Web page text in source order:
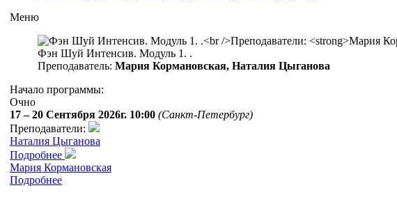
Меню
Фэн Шуй Интенсив. Модуль 1. .
Преподаватель: Мария Кормановская, Наталия Цыганова
Начало программы:
Очно
17 – 20 Сентября 2026г. 10:00 (Санкт-Петербург)
Преподаватели:
Наталия Цыганова
Подробнее
Мария Кормановская
Подробнее